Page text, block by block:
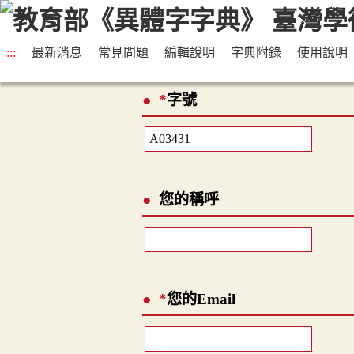
::: 最新消息 常見問題 編輯說明 字典附錄 使用說明
*字號
您的稱呼
*您的Email